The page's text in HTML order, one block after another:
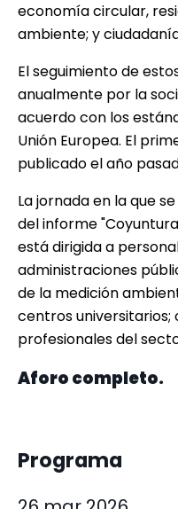
economía circular,
ambiente; y
El seguimiento de
anualmente por la
acuerdo con los
Unión Europea. El
publicado el año
La jornada en la que
del informe
está dirigida a
administraciones
de la medición
centros universitarios;
profesionales del
Aforo completo.
Programa